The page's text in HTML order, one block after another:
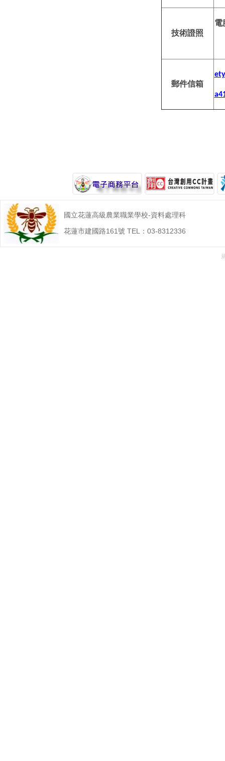
技術證照
電
郵件信箱
國立花蓮高級農業職業學校-資料處理科
花蓮市建國路161號 TEL：03-8312336